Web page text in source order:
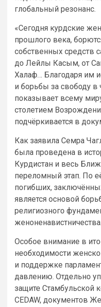
глобальный резонанс.
«Сегодня курдские
прошлого века,
собственных средств
до Лейлы Касым, от
Халаф… Благодаря им
и борьбы за свободу в
показывает всему
столетием
подчёркивается в
Как заявила Семра
была проведена в
Курдистан и весь
переломный этап. По
погибших,
является основой
религиозного
женоненавистничества.
Особое внимание в
необходимости
и поддержке
давлению. Отдельно
защите Стамбульской
CEDAW, документов